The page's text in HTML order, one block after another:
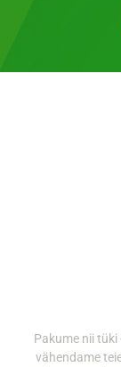
Pakume nii
vähendame